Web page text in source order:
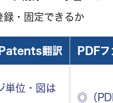
録・固定できるか
翻訳 PDFフ
単位・図は
◎（